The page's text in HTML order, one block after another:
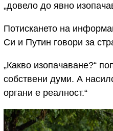
„довело до явно
Потискането на
Си и Путин говори за
„Какво изопачаване?“
собствени думи. А
органи е реалност.“